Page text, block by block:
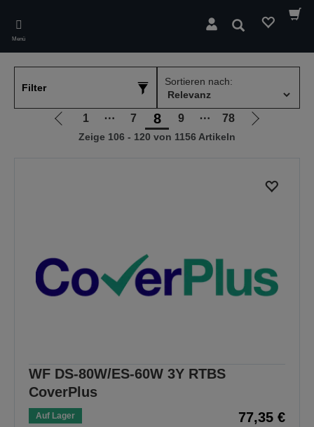
main
content
Menü
Suchen
Filter
Sortieren nach:
Zur
vorherigen
1 ⋯ 7 8 9 ⋯ 78
Zur
Zeige 106 - 120 von 1156 Artikeln
WF DS-80W/ES-60W 3Y RTBS
CoverPlus
Auf Lager 77,35 €